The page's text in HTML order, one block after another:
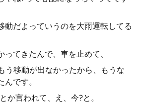
動だよっていうのを大雨運転してる
てきたんで、車を止めて、
う移動が出なかったから、もうな
です。
か言われて、え、今?と。